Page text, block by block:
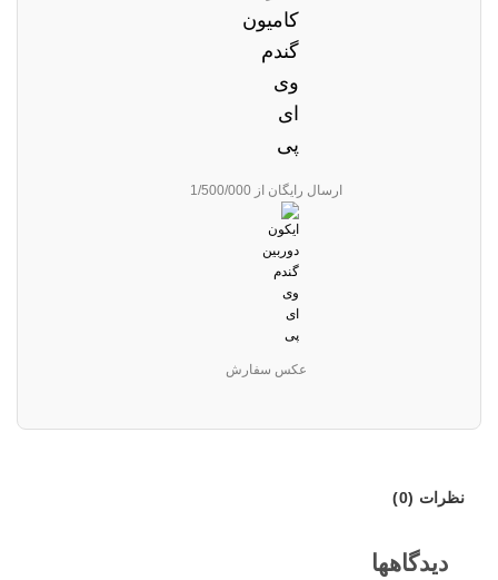
ارسال رایگان از 1/500/000
عکس سفارش
نظرات (0)
دیدگاهها